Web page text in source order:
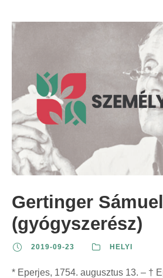
Gertinger
(gyógyszerész)
2019-09-23 HELYI
* Eperjes, 1754. augusztus 13. – †